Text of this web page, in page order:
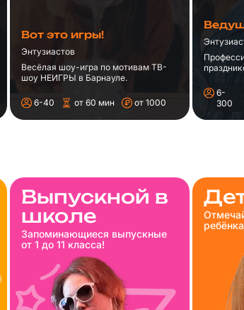
Вот это игры!
Энтузиастов
Весёлая шоу-игра по мотивам ТВ-
шоу НЕИГРЫ в Барнауле.
6-40 от 60 мин от 1000
6-
300
Выпускной в
школе
Запоминающиеся выпускные
от 1 до 11 класса!